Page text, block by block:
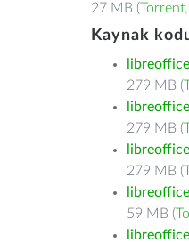
27 MB (Torrent,
Kaynak
279 MB (
279 MB (
279 MB (
59 MB (